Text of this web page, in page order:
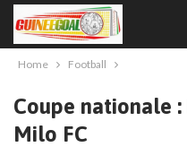
Home Football
Coupe nationale
Milo FC